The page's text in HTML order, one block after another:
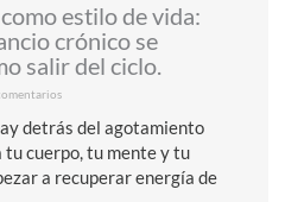
estilo de vida:
crónico se
salir del ciclo.
detrás del agotamiento
tu cuerpo, tu mente y tu
a recuperar energía de